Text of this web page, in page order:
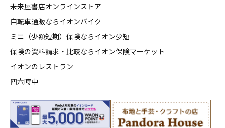
未来屋書店オンラインストア
自転車通販ならイオンバイク
ミニ（少額短期）保険ならイオン少短
保険の資料請求・比較ならイオン保険マーケット
イオンのレストラン
四六時中